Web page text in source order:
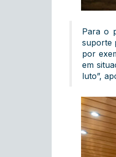
Para o
suporte
por
em
luto”,